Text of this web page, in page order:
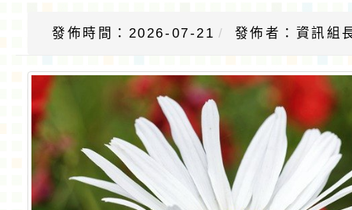
發佈時間：2026-07-21 發佈者：資訊組